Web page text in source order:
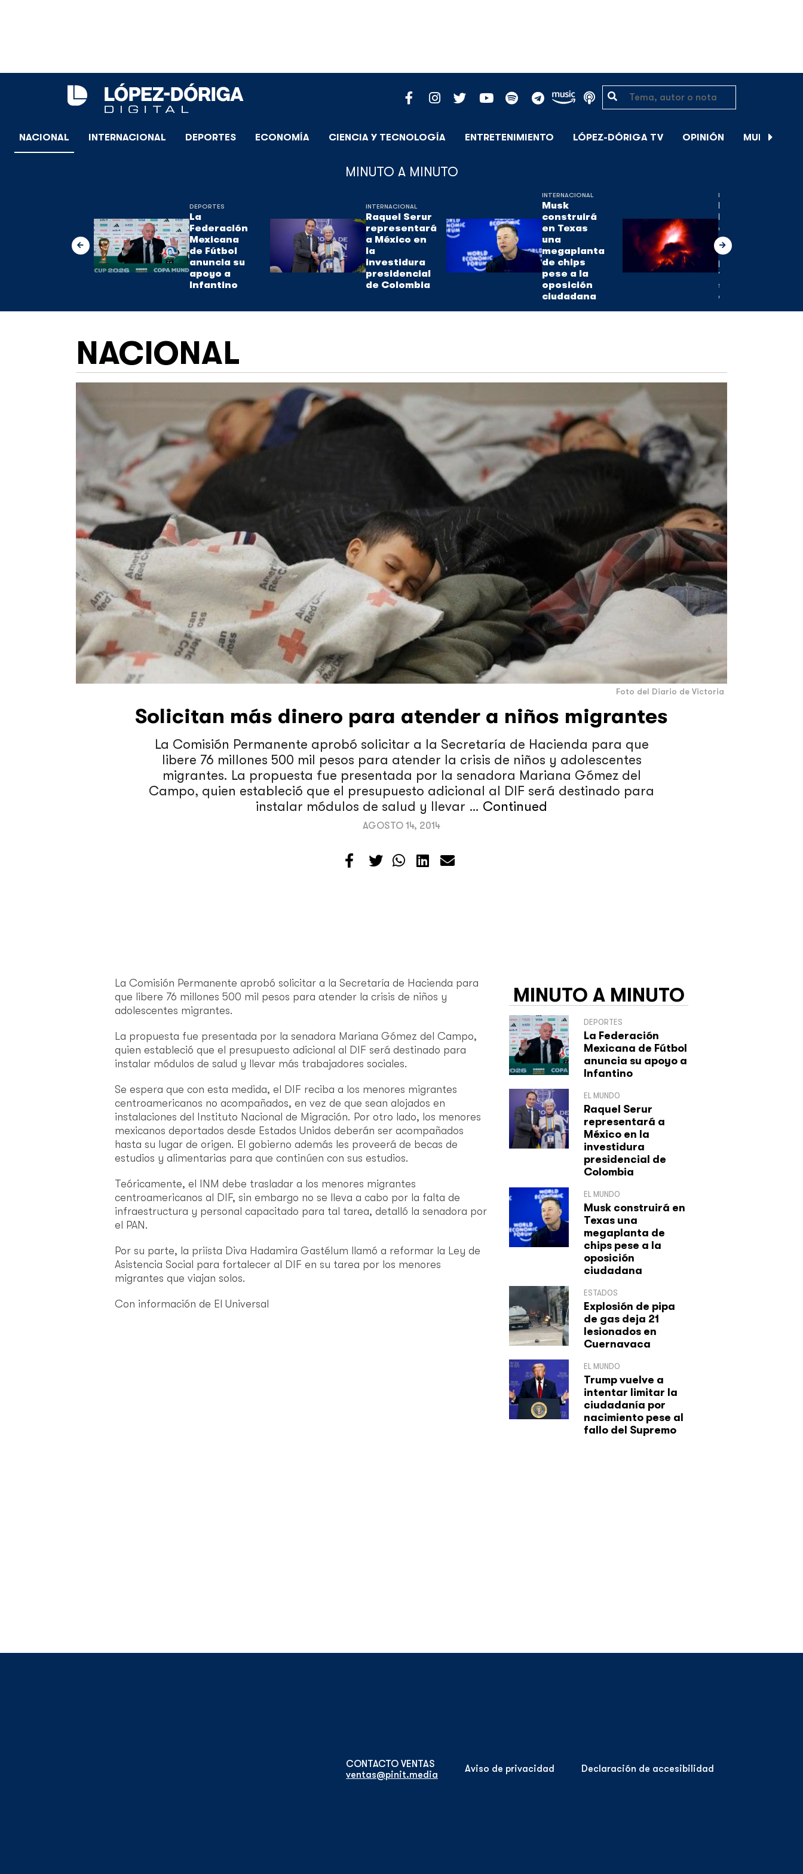
NACIONAL INTERNACIONAL DEPORTES ECONOMÍA CIENCIA Y TECNOLOGÍA ENTRETENIMIENTO LÓPEZ-DÓRIGA TV OPINIÓN MUNDIAL
MINUTO A MINUTO
DEPORTES
La
Federación
Mexicana
de Fútbol
anuncia su
apoyo a
Infantino
INTERNACIONAL
Raquel Serur
representará
a México en
la
investidura
presidencial
de Colombia
INTERNACIONAL
Musk
construirá
en Texas
una
megaplanta
de chips
pese a la
oposición
ciudadana
INTERNACIONAL
El volcán de
Fuego, uno
de los tres
activos en
Guatemala,
pierde
fuerza en
sus
erupciones
NACIONAL
Foto del Diario de Victoria
Solicitan más dinero para atender a niños migrantes
La Comisión Permanente aprobó solicitar a la Secretaría de Hacienda para que
libere 76 millones 500 mil pesos para atender la crisis de niños y adolescentes
migrantes. La propuesta fue presentada por la senadora Mariana Gómez del
Campo, quien estableció que el presupuesto adicional al DIF será destinado para
instalar módulos de salud y llevar … Continued
AGOSTO 14, 2014
La Comisión Permanente aprobó solicitar a la Secretaría de Hacienda para
que libere 76 millones 500 mil pesos para atender la crisis de niños y
adolescentes migrantes.
La propuesta fue presentada por la senadora Mariana Gómez del Campo,
quien estableció que el presupuesto adicional al DIF será destinado para
instalar módulos de salud y llevar más trabajadores sociales.
Se espera que con esta medida, el DIF reciba a los menores migrantes
centroamericanos no acompañados, en vez de que sean alojados en
instalaciones del Instituto Nacional de Migración. Por otro lado, los menores
mexicanos deportados desde Estados Unidos deberán ser acompañados
hasta su lugar de origen. El gobierno además les proveerá de becas de
estudios y alimentarias para que continúen con sus estudios.
Teóricamente, el INM debe trasladar a los menores migrantes
centroamericanos al DIF, sin embargo no se lleva a cabo por la falta de
infraestructura y personal capacitado para tal tarea, detalló la senadora por
el PAN.
Por su parte, la priísta Diva Hadamira Gastélum llamó a reformar la Ley de
Asistencia Social para fortalecer al DIF en su tarea por los menores
migrantes que viajan solos.
Con información de El Universal
MINUTO A MINUTO
DEPORTES
La Federación
Mexicana de Fútbol
anuncia su apoyo a
Infantino
EL MUNDO
Raquel Serur
representará a
México en la
investidura
presidencial de
Colombia
EL MUNDO
Musk construirá en
Texas una
megaplanta de
chips pese a la
oposición
ciudadana
ESTADOS
Explosión de pipa
de gas deja 21
lesionados en
Cuernavaca
EL MUNDO
Trump vuelve a
intentar limitar la
ciudadanía por
nacimiento pese al
fallo del Supremo
ventas@pinit.media
Aviso de privacidad Declaración de accesibilidad